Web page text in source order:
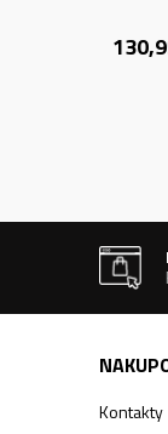
Kontakty